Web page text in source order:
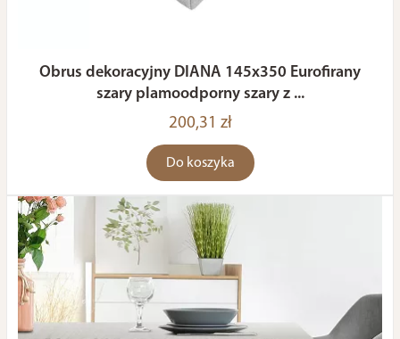
Obrus dekoracyjny DIANA 145x350 Eurofirany
szary plamoodporny szary z ...
200,31 zł
Do koszyka